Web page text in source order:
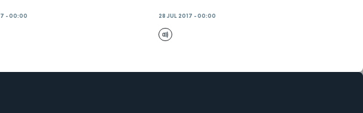
- 00:00 28 JUL 2017 - 00:00